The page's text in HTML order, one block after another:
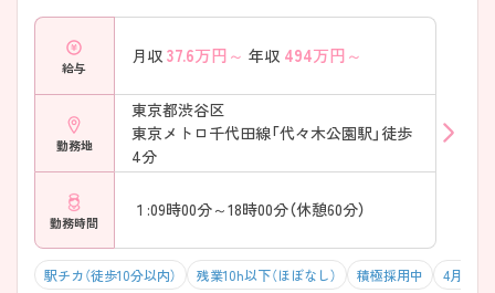
給与
月収 37.6万円～ 年収 494万円～
勤務地
東京都渋谷区
東京メトロ千代田線「代々木公園駅」徒歩
4分
勤務時間
１:09時00分～18時00分（休憩60分）
駅チカ（徒歩10分以内） 残業10h以下（ほぼなし） 積極採用中 4月入職